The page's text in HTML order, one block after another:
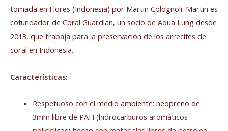
tomada en Flores (Indonesia) por Martin Colognoli. Martin es
cofundador de Coral Guardian, un socio de Aqua Lung desde
2013, que trabaja para la preservación de los arrecifes de
coral en Indonesia.
Características:
Respetuoso con el medio ambiente: neopreno de
3mm libre de PAH (hidrocarburos aromáticos